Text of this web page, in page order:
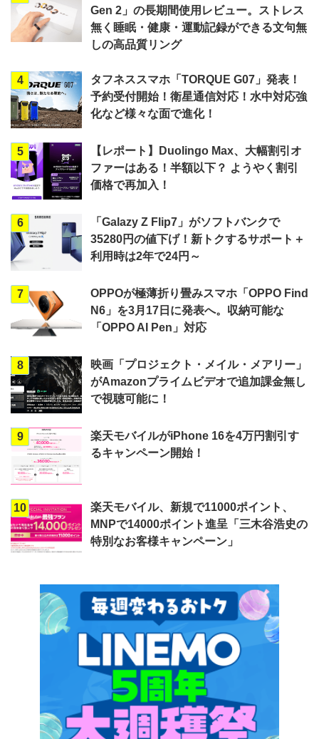
Gen 2」の長期間使用レビュー。ストレス
無く睡眠・健康・運動記録ができる文句無
しの高品質リング
4
タフネススマホ「TORQUE G07」発表！
予約受付開始！衛星通信対応！水中対応強
化など様々な面で進化！
5
【レポート】Duolingo Max、大幅割引オ
ファーはある！半額以下？ ようやく割引
価格で再加入！
6
「Galazy Z Flip7」がソフトバンクで
35280円の値下げ！新トクするサポート＋
利用時は2年で24円～
7
OPPOが極薄折り畳みスマホ「OPPO Find
N6」を3月17日に発表へ。収納可能な
「OPPO AI Pen」対応
8
映画「プロジェクト・メイル・メアリー」
がAmazonプライムビデオで追加課金無し
で視聴可能に！
9
楽天モバイルがiPhone 16を4万円割引す
るキャンペーン開始！
10
楽天モバイル、新規で11000ポイント、
MNPで14000ポイント進呈「三木谷浩史の
特別なお客様キャンペーン」